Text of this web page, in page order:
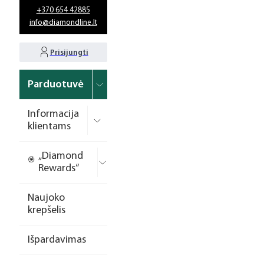
+370 654 42885
info@diamondline.lt
Prisijungti
Parduotuvė
Informacija
klientams
„Diamond
Rewards“
Naujoko
krepšelis
Išpardavimas